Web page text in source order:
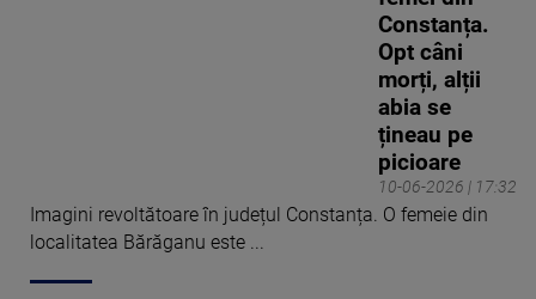
10-06-2026 | 17:32
Constanța.
Opt câni
morți, alții
abia se
țineau pe
picioare
Imagini revoltătoare în județul Constanța. O femeie din
localitatea Bărăganu este ...